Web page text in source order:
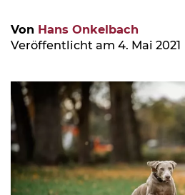
Von Hans Onkelbach
Veröffentlicht am 4. Mai 2021